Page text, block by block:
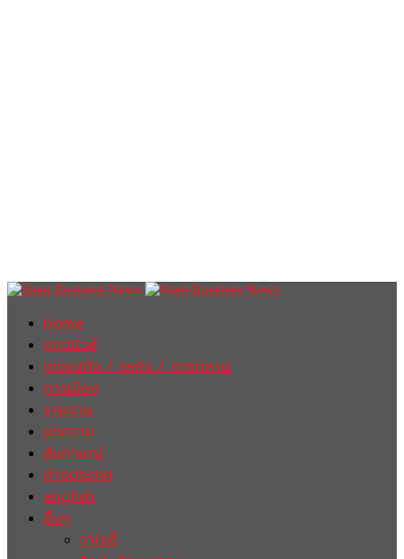
Home
ฮอตนิวส์
เศรษฐกิจ / ธุรกิจ / การตลาด
การเมือง
รายงาน
บทความ
สัมภาษณ์
ต่างประเทศ
english
อื่นๆ
วาไรตี้